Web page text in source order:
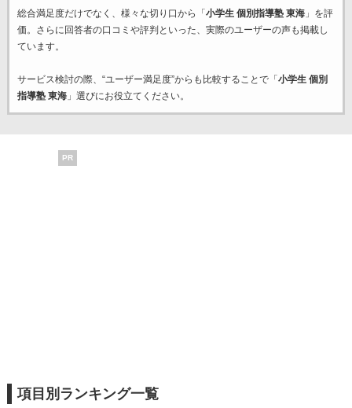
総合満足度だけでなく、様々な切り口から「 小学生 個別指導塾 東海」を評
価。さらに回答者の口コミや評判といった、実際のユーザーの声も掲載し
ています。
サービス検討の際、“ユーザー満足度”からも比較することで「 小学生 個別
指導塾 東海」選びにお役立てください。
PR
項目別ランキング一覧